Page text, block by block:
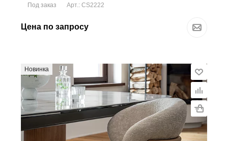
Под заказ Арт.: CS2222
Цена по запросу
Новинка